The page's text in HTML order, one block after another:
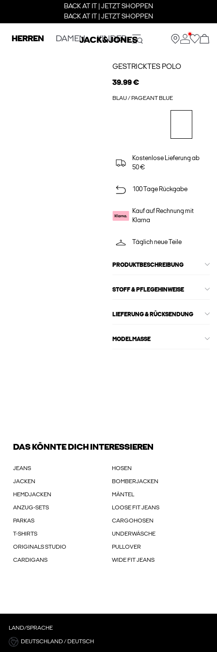
BACK AT IT | JETZT SHOPPEN
BACK AT IT | JETZT SHOPPEN
HERREN DAMEN KINDER
GESTRICKTES POLO
39.99 €
BLAU / PAGEANT BLUE
Kostenlose Lieferung ab
50 €
100 Tage Rückgabe
Kauf auf Rechnung mit
Klarna
Täglich neue Teile
PRODUKTBESCHREIBUNG
STOFF & PFLEGEHINWEISE
LIEFERUNG & RÜCKSENDUNG
MODELMASSE
DAS KÖNNTE DICH INTERESSIEREN
JEANS HOSEN
JACKEN BOMBERJACKEN
HEMDJACKEN MÄNTEL
ANZUG-SETS LOOSE FIT JEANS
PARKAS CARGOHOSEN
T-SHIRTS UNDERWÄSCHE
ORIGINALS STUDIO PULLOVER
CARDIGANS WIDE FIT JEANS
LAND/SPRACHE
DEUTSCHLAND / DEUTSCH